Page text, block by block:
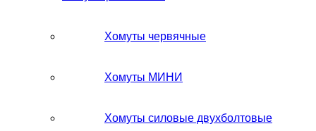
Хомуты червячные
Хомуты МИНИ
Хомуты силовые двухболтовые